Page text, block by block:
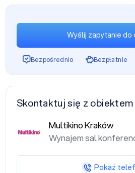
Wyślij zapytanie do
Bezpośrednio Bezpłatnie
Skontaktuj się z obiektem
Multikino Kraków
Wynajem sal
Pokaż